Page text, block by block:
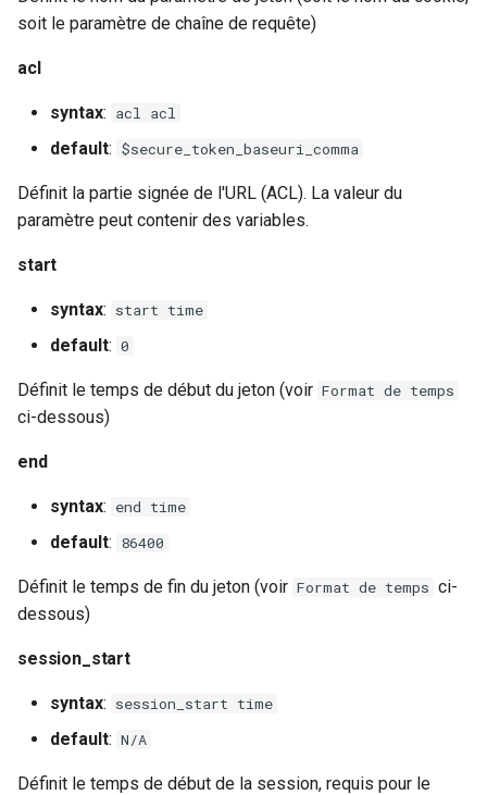
soit le paramètre de chaîne de requête)
acl
syntax: acl acl
default: $secure_token_baseuri_comma
Définit la partie signée de l'URL (ACL). La valeur du
paramètre peut contenir des variables.
start
syntax: start time
default: 0
Définit le temps de début du jeton (voir Format de temps
ci-dessous)
end
syntax: end time
default: 86400
Définit le temps de fin du jeton (voir Format de temps ci-
dessous)
session_start
syntax: session_start time
default: N/A
Définit le temps de début de la session, requis pour le